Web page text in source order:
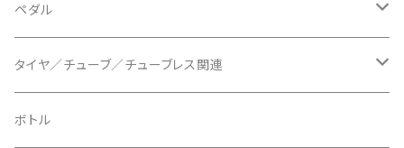
BLUEGRASS/ブルーグラス
BONTRAGER/ボントレガー
BURGTEC/バーグテック
チェーンリング
ディスクブレーキ
ブレーキローター
ディレーラーハンガー
ドロッパーポスト
シートクランプ
ペダル
ビンディングペダル
フラットペダル
タイヤ／チューブ／チューブレス関連
700c
ボトル